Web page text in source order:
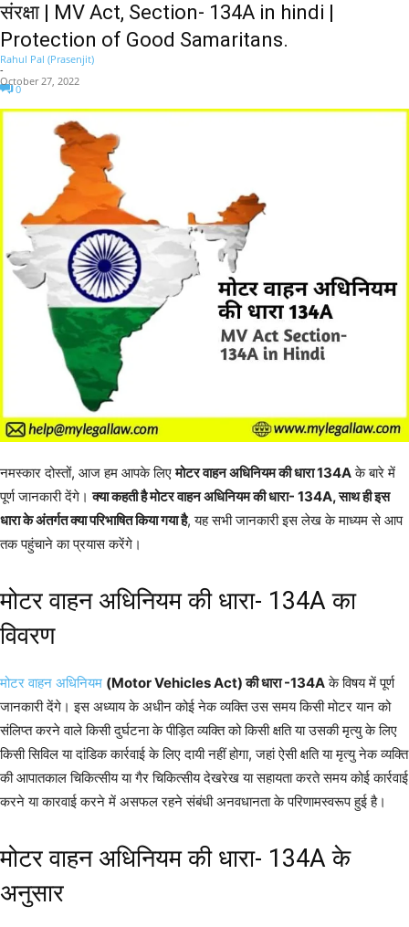
संरक्षा | MV Act, Section- 134A in hindi |
Protection of Good Samaritans.
Rahul Pal (Prasenjit)
-
October 27, 2022
0
नमस्कार दोस्तों, आज हम आपके लिएमोटर वाहन अधिनियम की धारा 134Aके बारे में
पूर्ण जानकारी देंगे।क्या कहती है मोटर वाहन अधिनियम की धारा- 134A, साथ ही इस
धारा के अंतर्गत क्या परिभाषित किया गया है, यह सभी जानकारी इस लेख के माध्यम से आप
तक पहुंचाने का प्रयास करेंगे।
मोटर वाहन अधिनियम की धारा- 134A का
विवरण
मोटर वाहन अधिनियम (Motor Vehicles Act) की धारा -134Aके विषय में पूर्ण
जानकारी देंगे। इस अध्याय के अधीन कोई नेक व्यक्ति उस समय किसी मोटर यान को
संलिप्त करने वाले किसी दुर्घटना के पीड़ित व्यक्ति को किसी क्षति या उसकी मृत्यु के लिए
किसी सिविल या दांडिक कार्रवाई के लिए दायी नहीं होगा, जहां ऐसी क्षति या मृत्यु नेक व्यक्ति
की आपातकाल चिकित्सीय या गैर चिकित्सीय देखरेख या सहायता करते समय कोई कार्रवाई
करने या कारवाई करने में असफल रहने संबंधी अनवधानता के परिणामस्वरूप हुई है।
मोटर वाहन अधिनियम की धारा- 134A के
अनुसार